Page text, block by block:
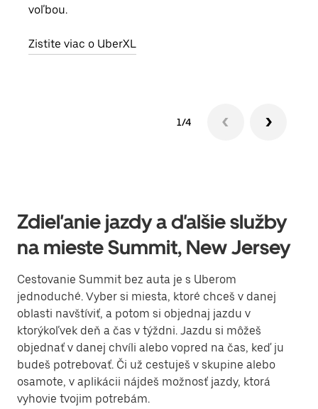
voľbou.
Zistite viac o UberXL
1/4
Zdieľanie jazdy a ďalšie služby
na mieste Summit, New Jersey
Cestovanie Summit bez auta je s Uberom
jednoduché. Vyber si miesta, ktoré chceš v danej
oblasti navštíviť, a potom si objednaj jazdu v
ktorýkoľvek deň a čas v týždni. Jazdu si môžeš
objednať v danej chvíli alebo vopred na čas, keď ju
budeš potrebovať. Či už cestuješ v skupine alebo
osamote, v aplikácii nájdeš možnosť jazdy, ktorá
vyhovie tvojim potrebám.